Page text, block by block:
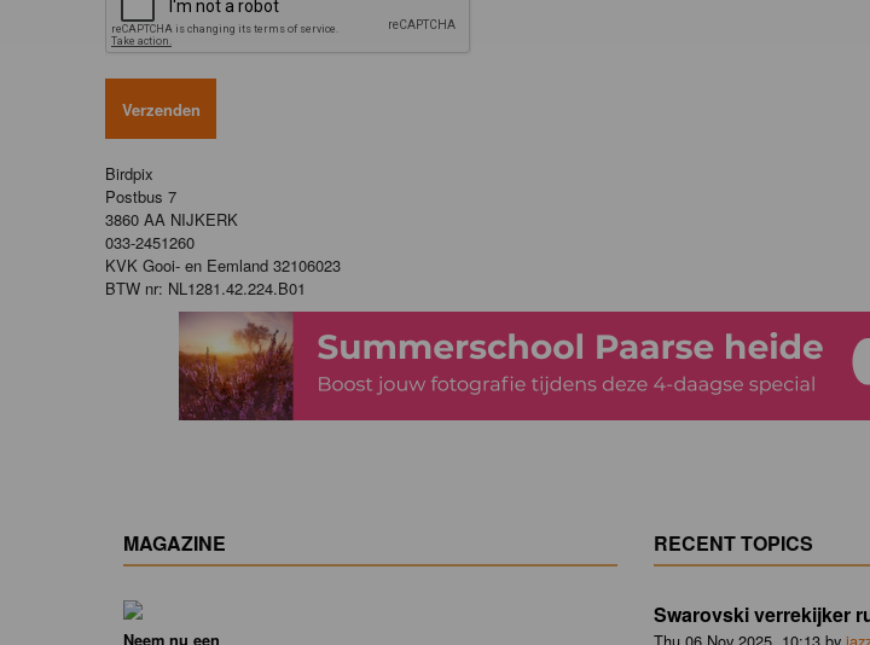
Birdpix
Postbus 7
3860 AA NIJKERK
033-2451260
KVK Gooi- en Eemland 32106023
BTW nr: NL1281.42.224.B01
MAGAZINE
Neem nu een
RECENT TOPICS
Swarovski verrekijker
Thu 06 Nov 2025, 10:13 by